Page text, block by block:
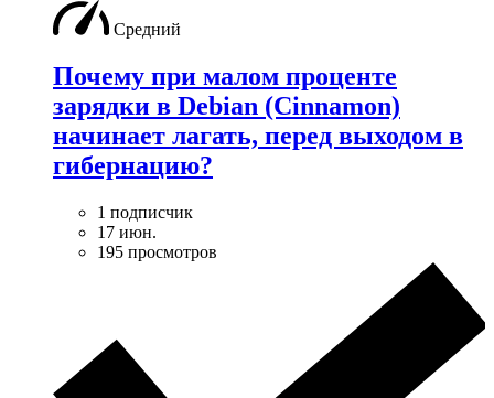
Средний
Почему при малом проценте
зарядки в Debian (Cinnamon)
начинает лагать, перед выходом в
гибернацию?
1 подписчик
17 июн.
195 просмотров